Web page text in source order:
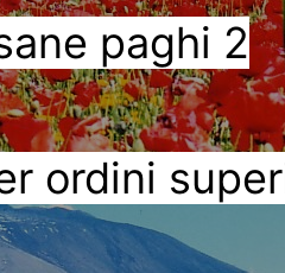
paghi 2
ordini